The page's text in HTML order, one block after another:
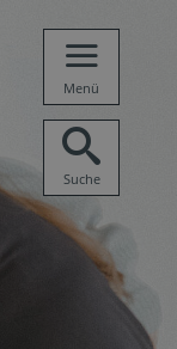
Menü
Suche